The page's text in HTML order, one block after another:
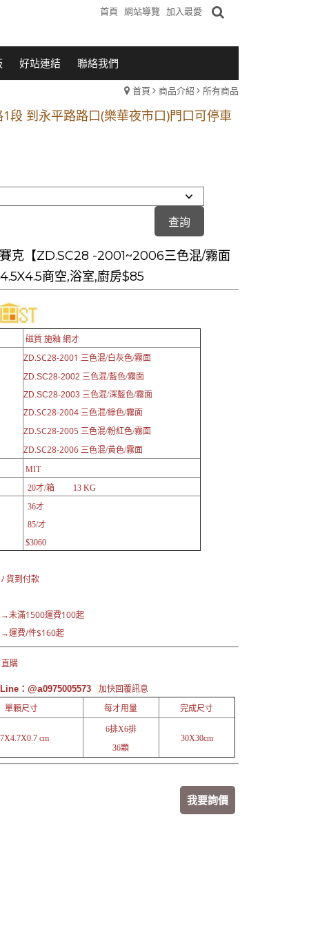
首頁 網站導覽 加入最愛
好站連結 聯絡我們
首頁 商品介紹 所有商品
段 到永平路路口(樂華夜市口)門口可停車
2 號出口】往中山路1段139號約10分鐘
2 號出口】往中山路1段139號約10分鐘
客戶加入 LINE官方帳號@a0975005573
克【ZD.SC28 -2001~2006三色混/霧面
商空,浴室,廚房$85
磁質 施釉 網才
ZD.SC28-2001 三色混/白灰色/霧面
ZD.SC28-2002 三色混/藍色/霧面
ZD.SC28-2003 三色混/深藍色/霧面
ZD.SC28-2004三色混/綠色/霧面
ZD.SC28-2005三色混/粉紅色/霧面
ZD.SC28-2006三色混/黃色/霧面
MIT
20才/箱 13 KG
36才
85/才
$3060
貨到付款
未滿1500運費100起
費/件$160起
購
： @a0975005573
加快回覆訊息
單顆尺寸
每才用量 完成尺寸
cm
6排X6排
36顆
30X30cm
我要詢價